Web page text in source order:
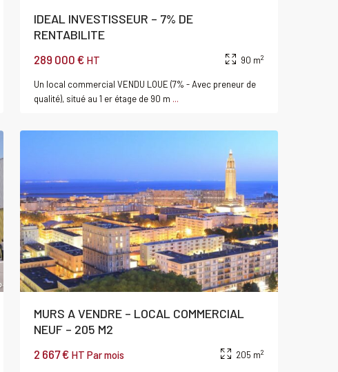
IDEAL INVESTISSEUR – 7% DE
RENTABILITE
289 000 € HT 90 m2
Un local commercial VENDU LOUE (7% - Avec preneur de
qualité), situé au 1 er étage de 90 m ...
Le
MURS A VENDRE – LOCAL COMMERCIAL
NEUF – 205 M2
2 667 € HT Par mois 205 m2